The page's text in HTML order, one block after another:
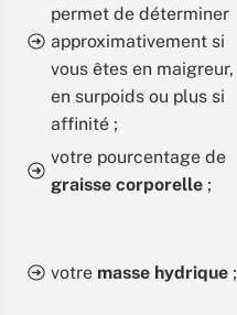
permet de déterminer
approximativement si
vous êtes en maigreur,
en surpoids ou plus si
affinité ;
votre pourcentage de
graisse corporelle;
votre masse hydrique;